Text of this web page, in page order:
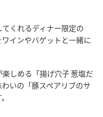
くれるディナー限定の
ワインやバゲットと一緒に
しめる「揚げ穴子 葱塩だ
いの「豚スペアリブのサ